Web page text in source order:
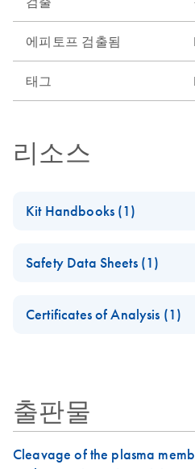
에피토프 검출됨
태그
리소스
Kit Handbooks (1)
Detection and
(EN)
HisSorb™ Strips and Plates
Safety Data Sheets (1)
Certificates of Analysis (1)
출판물
Cleavage of the plasma